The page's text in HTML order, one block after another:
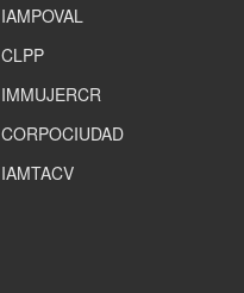
IAMPOVAL
CLPP
IMMUJERCR
CORPOCIUDAD
IAMTACV